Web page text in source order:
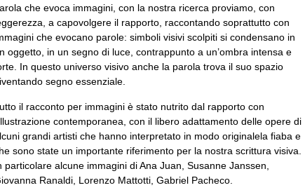
che evoca immagini, con la nostra ricerca proviamo, con
a capovolgere il rapporto, raccontando soprattutto con
che evocano parole: simboli visivi scolpiti si condensano in
oggetto, in un segno di luce, contrappunto a un’ombra intensa e
In questo universo visivo anche la parola trova il suo spazio
segno essenziale.
il racconto per immagini è stato nutrito dal rapporto con
contemporanea, con il libero adattamento delle opere di
grandi artisti che hanno interpretato in modo originalela fiaba e
sono state un importante riferimento per la nostra scrittura visiva.
particolare alcune immagini di Ana Juan, Susanne Janssen,
Ranaldi, Lorenzo Mattotti, Gabriel Pacheco.